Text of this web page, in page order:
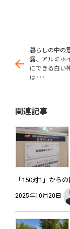
暮らしの中の
露、アルミホ
にできる白い
は･･･
関連記事
「150対1」から
2025年10月20日